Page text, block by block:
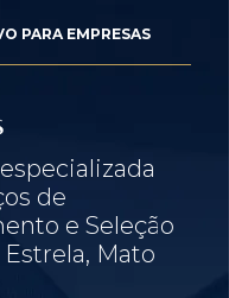
PARA EMPRESAS
de
e Seleção
Mato